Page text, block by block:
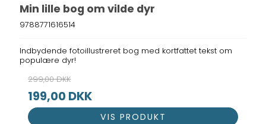
Min lille bog om vilde dyr
9788771616514
Indbydende fotoillustreret bog med kortfattet tekst om
populære dyr!
299,00 DKK
199,00 DKK
VIS PRODUKT